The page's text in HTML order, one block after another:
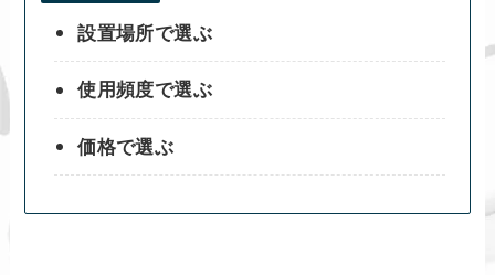
設置場所で選ぶ
使用頻度で選ぶ
価格で選ぶ